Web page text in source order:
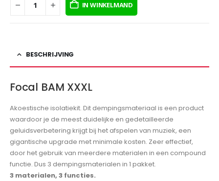
IN WINKELMAND
BESCHRIJVING
Focal BAM XXXL
Akoestische isolatiekit. Dit dempingsmateriaal is een product
waardoor je de meest duidelijke en gedetailleerde
geluidsverbetering krijgt bij het afspelen van muziek, een
gigantische upgrade met minimale kosten. Zeer effectief,
door het gebruik van meerdere materialen in een compound
functie. Dus 3 dempingsmaterialen in 1 pakket.
3 materialen, 3 functies.